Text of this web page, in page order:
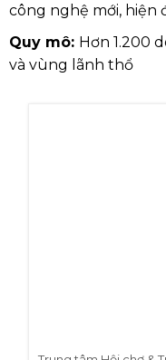
công nghệ mới, hiện
Quy mô: Hơn 1.200
và vùng lãnh thổ